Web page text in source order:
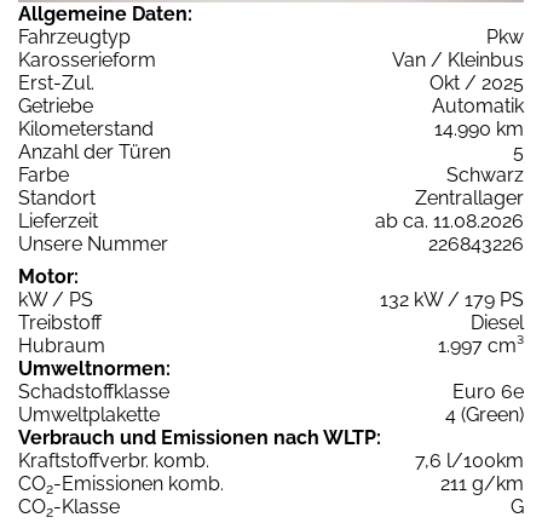
Allgemeine Daten:
Fahrzeugtyp
Pkw
Karosserieform
Van / Kleinbus
Erst-Zul.
Okt / 2025
Getriebe
Automatik
Kilometerstand
14.990 km
Anzahl der Türen
5
Farbe
Schwarz
Standort
Zentrallager
Lieferzeit
ab ca. 11.08.2026
Unsere Nummer
226843226
Motor:
kW / PS
132 kW / 179 PS
Treibstoff
Diesel
Hubraum
1.997 cm³
Umweltnormen:
Schadstoffklasse
Euro 6e
Umweltplakette
4 (Green)
Verbrauch und Emissionen nach WLTP:
Kraftstoffverbr. komb.
7,6 l/100km
CO2-Emissionen komb.
211 g/km
CO2-Klasse
G